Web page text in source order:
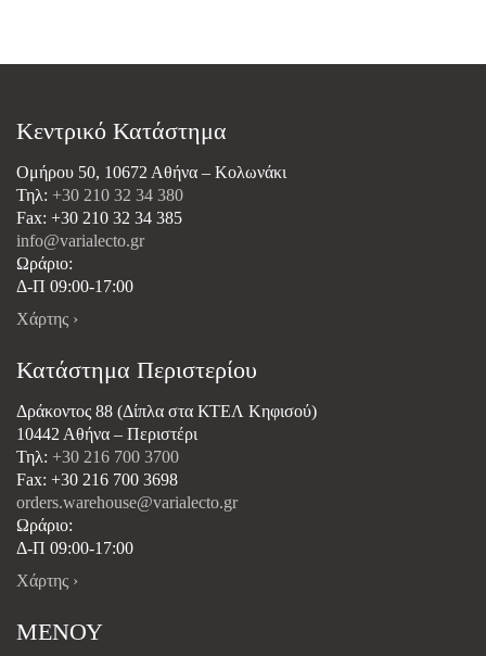
Κεντρικό Κατάστημα
Ομήρου 50, 10672 Αθήνα – Κολωνάκι
Τηλ: +30 210 32 34 380
Fax: +30 210 32 34 385
info@varialecto.gr
Ωράριο:
Δ-Π 09:00-17:00
Χάρτης ›
Κατάστημα Περιστερίου
Δράκοντος 88 (Δίπλα στα ΚΤΕΛ Κηφισού)
10442 Αθήνα – Περιστέρι
Τηλ: +30 216 700 3700
Fax: +30 216 700 3698
orders.warehouse@varialecto.gr
Ωράριο:
Δ-Π 09:00-17:00
Χάρτης ›
ΜΕΝΟΥ